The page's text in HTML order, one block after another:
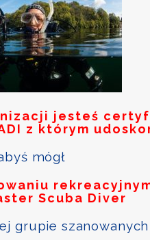
jesteś
z którym
mógł
Scuba Diver
grupie